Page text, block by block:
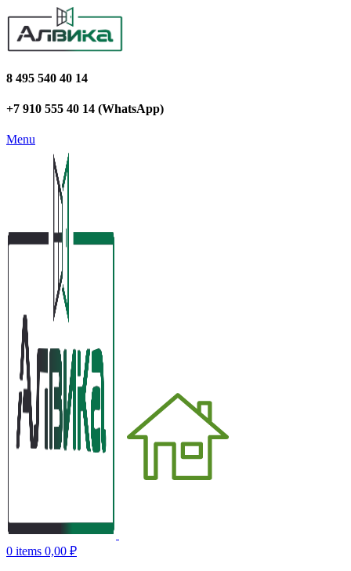
8 495 540 40 14
+7 910 555 40 14 (WhatsApp)
Menu
0 items 0,00 ₽